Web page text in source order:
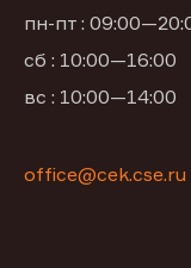
пн-пт :
сб : 10:00—16:00
вс : 10:00—14:00
office@cek.cse.ru